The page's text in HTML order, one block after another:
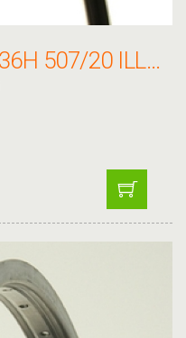
24" FELNI HL20DC 36H 507/20 ILLESZTETT WARRIOR FEKETE